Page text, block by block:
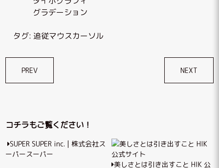
グラデーション
タグ: 追従マウスカーソル
稿
ゲ
ー
PREV NEXT
コチラもご覧ください！
SUPER SUPER inc. | 株式会社ス
ーパースーパー
美しさとは引き出すこと HIK 公